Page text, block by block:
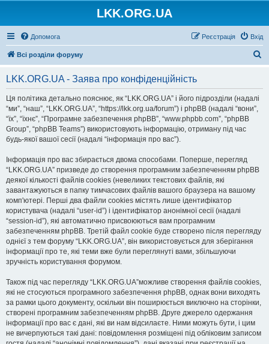
LKK.ORG.UA
Допомога Вхід
Реєстрація
Всі розділи форуму
LKK.ORG.UA - Заява про конфіденційність
Ця політика детально пояснює, як “LKK.ORG.UA” і його підрозділи (надалі
“ми”, “наш”, “LKK.ORG.UA”, “https://lkk.org.ua/forum”) і phpBB (надалі “вони”,
“їх”, “їхнє”, “Програмне забезпечення phpBB”, “www.phpbb.com”, “phpBB
Group”, “phpBB Teams”) використовують інформацію, отриману під час
будь-якої вашої сесії (надалі “інформація про вас”).
Інформація про вас збирається двома способами. Поперше, перегляд
“LKK.ORG.UA” призведе до створення програмним забезпеченням phpBB
деякої кількості файлів cookies (невеликих текстових файлів, які
завантажуються в папку тимчасових файлів вашого браузера на вашому
комп'ютері. Перші два файли cookies містять лише ідентифікатор
користувача (надалі “user-id”) і ідентифікатор анонімної сесії (надалі
“session-id”), які автоматично присвоюються вам програмним
забезпеченням phpBB. Третій файл cookie буде створено після перегляду
однієї з тем форуму “LKK.ORG.UA”, він використовується для зберігання
інформації про те, які теми вже були переглянуті вами, збільшуючи
зручність користування форумом.
Також під час перегляду “LKK.ORG.UA”можливе створення файлів cookies,
які не стосуються програмного забезпечення phpBB, однак вони виходять
за рамки цього документу, оскільки він поширюється виключно на сторінки,
створені програмним забезпеченням phpBB. Друге джерело одержання
інформації про вас є дані, які ви нам відсилаєте. Ними можуть бути, і цим
не вичерпуються такі дані: повідомлення розміщені під обліковим записом